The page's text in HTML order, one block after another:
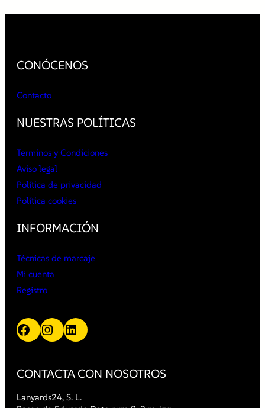
a
n
t
d
CONÓCENOS
Contacto
NUESTRAS POLÍTICAS
Terminos y Condiciones
Aviso legal
Política de privacidad
Política cookies
INFORMACIÓN
Técnicas de marcaje
Mi cuenta
Registro
Facebook Instagram LinkedIn
CONTACTA CON NOSOTROS
Lanyards24, S. L.